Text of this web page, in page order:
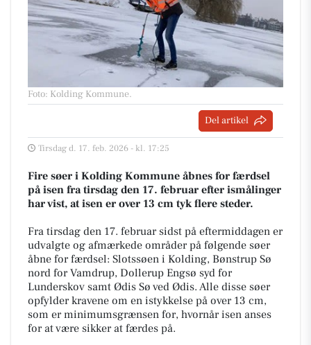
Foto: Kolding Kommune.
Del artikel
Tirsdag d. 17. feb. 2026 - kl. 17:25
Fire søer i Kolding Kommune åbnes for færdsel
på isen fra tirsdag den 17. februar efter ismålinger
har vist, at isen er over 13 cm tyk flere steder.
Fra tirsdag den 17. februar sidst på eftermiddagen er
udvalgte og afmærkede områder på følgende søer
åbne for færdsel: Slotssøen i Kolding, Bønstrup Sø
nord for Vamdrup, Dollerup Engsø syd for
Lunderskov samt Ødis Sø ved Ødis. Alle disse søer
opfylder kravene om en istykkelse på over 13 cm,
som er minimumsgrænsen for, hvornår isen anses
for at være sikker at færdes på.